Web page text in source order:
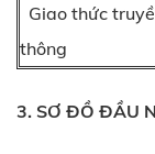
Giao thức
thông
3. SƠ ĐỒ ĐẦU